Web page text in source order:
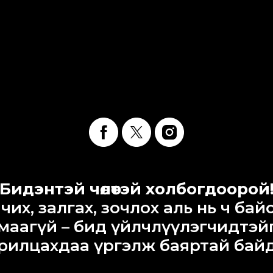
чөлөөтэй холбогдоорой!
залгах, зочлох аль нь ч
– бид
үргэлж баяртай